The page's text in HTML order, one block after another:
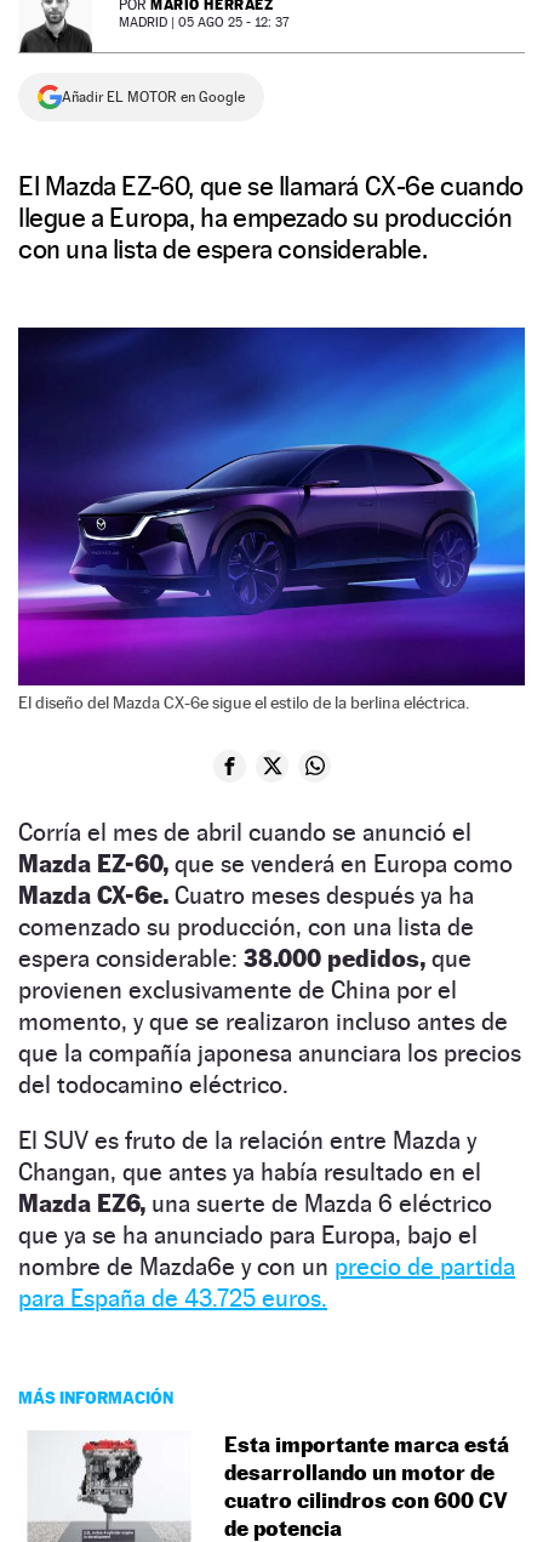
NEWSLETTER
SÍGUENOS
POR MARIO HERRÁEZ
MADRID | 05 AGO 25 - 12: 37
Añadir EL MOTOR en Google
El Mazda EZ-60, que se llamará CX-6e cuando
llegue a Europa, ha empezado su producción
con una lista de espera considerable.
El diseño del Mazda CX-6e sigue el estilo de la berlina eléctrica.
Corría el mes de abril cuando se anunció el
Mazda EZ-60, que se venderá en Europa como
Mazda CX-6e. Cuatro meses después ya ha
comenzado su producción, con una lista de
espera considerable: 38.000 pedidos, que
provienen exclusivamente de China por el
momento, y que se realizaron incluso antes de
que la compañía japonesa anunciara los precios
del todocamino eléctrico.
El SUV es fruto de la relación entre Mazda y
Changan, que antes ya había resultado en el
Mazda EZ6, una suerte de Mazda 6 eléctrico
que ya se ha anunciado para Europa, bajo el
nombre de Mazda6e y con un precio de partida
para España de 43.725 euros.
MÁS INFORMACIÓN
Esta importante marca está
desarrollando un motor de
cuatro cilindros con 600 CV
de potencia